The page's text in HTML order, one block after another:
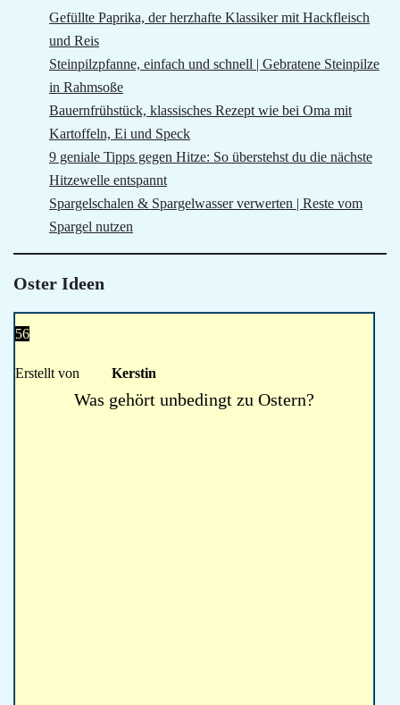
Gefüllte Paprika, der herzhafte Klassiker mit Hackfleisch
und Reis
Steinpilzpfanne, einfach und schnell | Gebratene Steinpilze
in Rahmsoße
Bauernfrühstück, klassisches Rezept wie bei Oma mit
Kartoffeln, Ei und Speck
9 geniale Tipps gegen Hitze: So überstehst du die nächste
Hitzewelle entspannt
Spargelschalen & Spargelwasser verwerten | Reste vom
Spargel nutzen
Oster Ideen
56
Erstellt von Kerstin
Was gehört unbedingt zu Ostern?